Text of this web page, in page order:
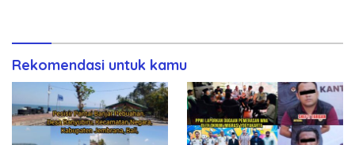
Rekomendasi untuk kamu